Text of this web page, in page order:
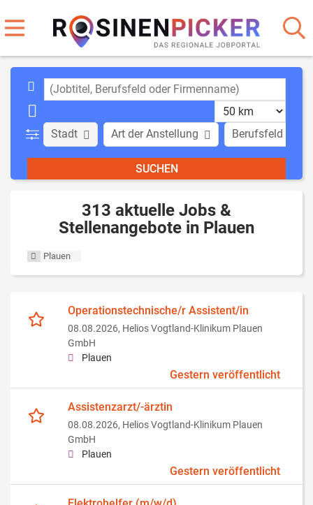
Stadt Art der Anstellung Berufsfeld
313 aktuelle Jobs &
Stellenangebote in Plauen
Plauen
Operationstechnische/r Assistent/in
08.08.2026, Helios Vogtland-Klinikum Plauen
GmbH
Plauen
Gestern veröffentlicht
Assistenzarzt/-ärztin
08.08.2026, Helios Vogtland-Klinikum Plauen
GmbH
Plauen
Gestern veröffentlicht